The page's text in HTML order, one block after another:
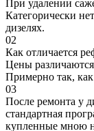
При удалении
Категорически
дизелях.
02
Как отличается
Цены
Примерно так,
03
После ремонта у
стандартная
купленные мною